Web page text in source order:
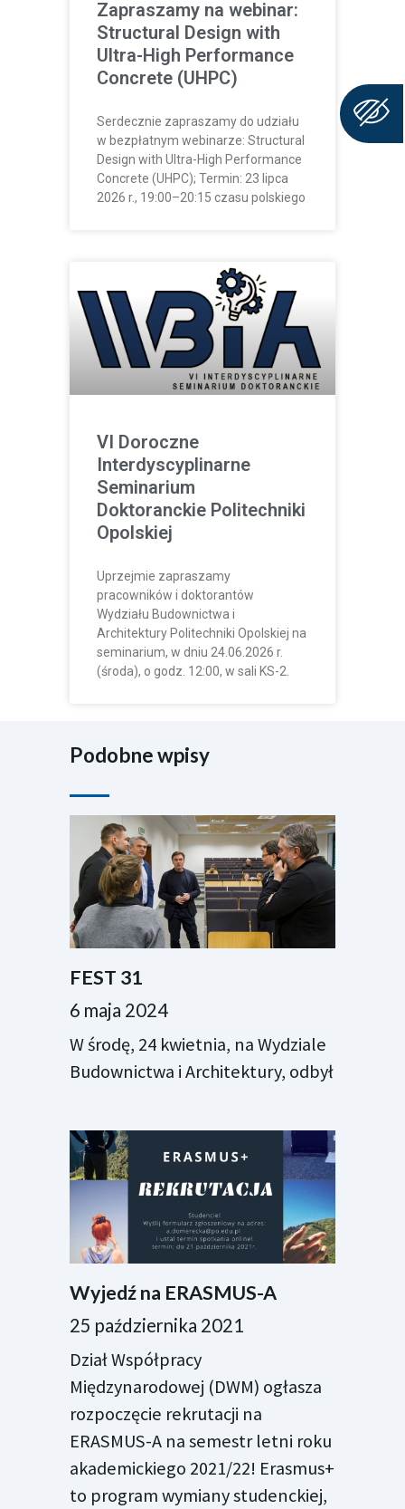
Zapraszamy na webinar:
Structural Design with
Ultra-High Performance
Concrete (UHPC)
Serdecznie zapraszamy do udziału
w bezpłatnym webinarze: Structural
Design with Ultra-High Performance
Concrete (UHPC); Termin: 23 lipca
2026 r., 19:00–20:15 czasu polskiego
VI Doroczne
Interdyscyplinarne
Seminarium
Doktoranckie Politechniki
Opolskiej
Uprzejmie zapraszamy
pracowników i doktorantów
Wydziału Budownictwa i
Architektury Politechniki Opolskiej na
seminarium, w dniu 24.06.2026 r.
(środa), o godz. 12:00, w sali KS-2.
Podobne wpisy
FEST 31
6 maja 2024
W środę, 24 kwietnia, na Wydziale
Budownictwa i Architektury, odbył
Wyjedź na ERASMUS-A
25 października 2021
Dział Współpracy
Międzynarodowej (DWM) ogłasza
rozpoczęcie rekrutacji na
ERASMUS-A na semestr letni roku
akademickiego 2021/22! Erasmus+
to program wymiany studenckiej,